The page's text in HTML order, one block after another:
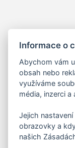
Informace o
Abychom vám
obsah nebo
využíváme
média, inzerci a
Jejich
obrazovky a
našich